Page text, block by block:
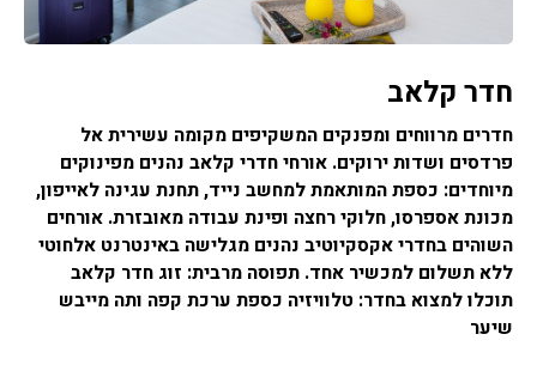
חדר קלאב
חדרים מרווחים ומפנקים המשקיפים מקומה עשירית אל
פרדסים ושדות ירוקים. אורחי חדרי קלאב נהנים מפינוקים
מיוחדים: כספת המותאמת למחשב נייד, תחנת עגינה לאייפון,
מכונת אספרסו, חלוקי רחצה ופינת עבודה מאובזרת. אורחים
השוהים בחדרי אקסקיוטיב נהנים מגלישה באינטרנט אלחוטי
ללא תשלום למכשיר אחד. תפוסה מרבית: זוג חדר קלאב
תוכלו למצוא בחדר: טלוויזיה כספת ערכת קפה ותה מייבש
שיער